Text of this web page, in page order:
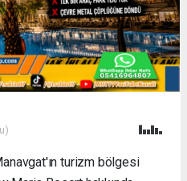
turizm bölgesi